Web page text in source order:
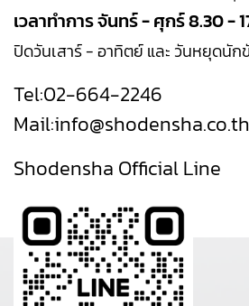
เวลาทำการ จันทร์ - ศุกร์ 8.30 -
ปิดวันเสาร์ - อาทิตย์ และ วันหยุดนั
Tel:02-664-2246
Mail:info@shodensha.co.th
Shodensha Official Line